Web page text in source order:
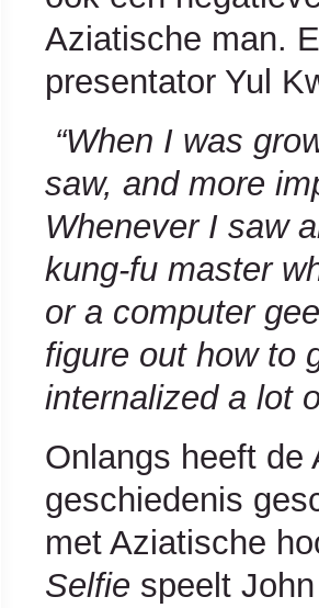
Aziatische man.
presentator Yul
“When I was
saw, and more
Whenever I saw
kung-fu master
or a computer
figure out how to
internalized a lot
Onlangs heeft
geschiedenis
met Aziatische
Selfie speelt